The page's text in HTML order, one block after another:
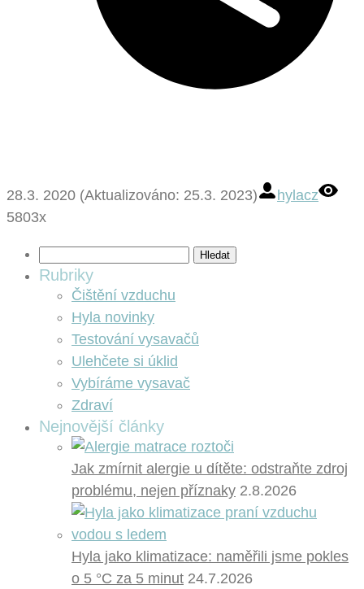
28.3. 2020 (Aktualizováno: 25.3. 2023)
hylacz
5803x
Vyhledávání
Rubriky
Čištění vzduchu
Hyla novinky
Testování vysavačů
Ulehčete si úklid
Vybíráme vysavač
Zdraví
Nejnovější články
Jak zmírnit alergie u dítěte: odstraňte zdroj
problému, nejen příznaky 2.8.2026
Hyla jako klimatizace: naměřili jsme pokles
o 5 °C za 5 minut 24.7.2026